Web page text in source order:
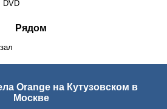
DVD
Рядом
Orange на Кутузовском в
Москве